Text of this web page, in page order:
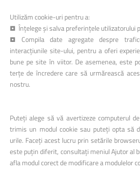
Utilizăm cookie-uri pentru a:
• Înțelege și salva preferințele utilizatorului
• Compila date agregate despre
interacțiunile site-ului, pentru a oferi
bune pe site în viitor. De asemenea, este
terțe de încredere care să urmărească
nostru.
Puteți alege să vă avertizeze computerul
trimis un modul cookie sau puteți opta să
urile. Faceți acest lucru prin setările
este puțin diferit, consultați meniul Ajutor al
afla modul corect de modificare a modulelor